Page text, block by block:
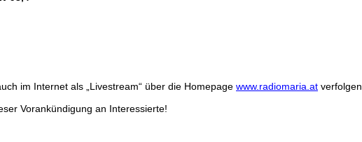
im Internet als „Livestream“ über die Homepage www.radiomaria.at verfolgen.
Vorankündigung an Interessierte!